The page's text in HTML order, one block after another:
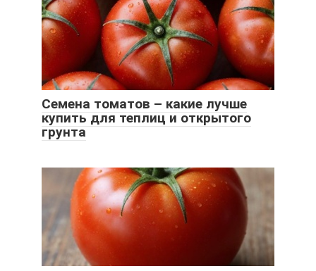
Семена томатов – какие лучше
купить для теплиц и открытого
грунта